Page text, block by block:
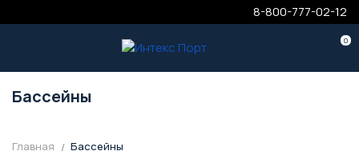
8-800-777-02-12
0
Бассейны
Главная Бассейны